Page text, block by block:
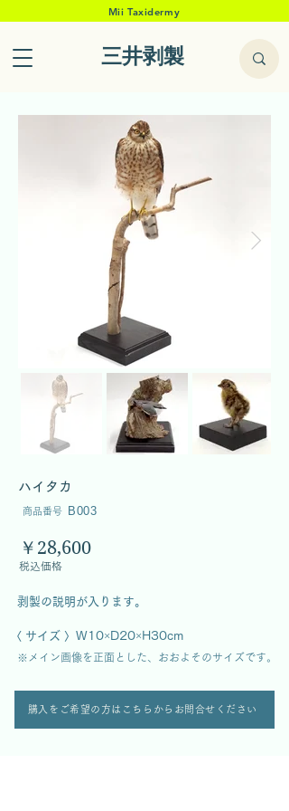
Mii Taxidermy
三井剥製
ハイタカ
商品番号 B003
￥28,600
税込価格
  剥製の説明が入ります。
〈 サイズ 〉W10×D20×H30cm
  ※メイン画像を正面とした、おおよそのサイズです。
購入をご希望の方はこちらからお問合せください